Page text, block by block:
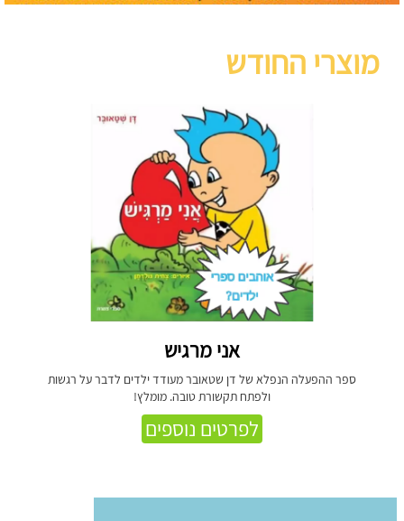
מוצרי החודש
אני מרגיש
ספר ההפעלה הנפלא של דן שטאובר מעודד ילדים לדבר על רגשות
ולפתח תקשורת טובה. מומלץ!
לפרטים נוספים